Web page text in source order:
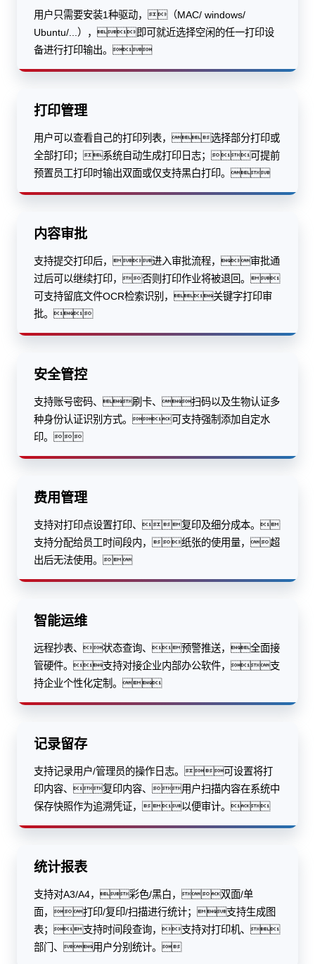
用户只需要安装1种驱动，（MAC/ windows/
Ubuntu/...），即可就近选择空闲的任一打印设
备进行打印输出。
打印管理
用户可以查看自己的打印列表，选择部分打印或
全部打印；系统自动生成打印日志；可提前
预置员工打印时输出双面或仅支持黑白打印。
内容审批
支持提交打印后，进入审批流程，审批通
过后可以继续打印，否则打印作业将被退回。
可支持留底文件OCR检索识别，关键字打印审
批。
安全管控
支持账号密码、刷卡、扫码以及生物认证多
种身份认证识别方式。可支持强制添加自定水
印。
费用管理
支持对打印点设置打印、复印及细分成本。
支持分配给员工时间段内，纸张的使用量，超
出后无法使用。
智能运维
远程抄表、状态查询、预警推送，全面接
管硬件。支持对接企业内部办公软件，支
持企业个性化定制。
记录留存
支持记录用户/管理员的操作日志。可设置将打
印内容、复印内容、用户扫描内容在系统中
保存快照作为追溯凭证，以便审计。
统计报表
支持对A3/A4，彩色/黑白，双面/单
面，打印/复印/扫描进行统计；支持生成图
表；支持时间段查询，支持对打印机、
部门、用户分别统计。